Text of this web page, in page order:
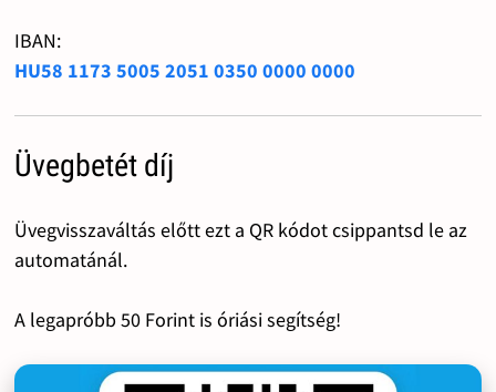
IBAN:
HU58 1173 5005 2051 0350 0000 0000
Üvegbetét díj
Üvegvisszaváltás előtt ezt a QR kódot csippantsd le az
automatánál.
A legapróbb 50 Forint is óriási segítség!